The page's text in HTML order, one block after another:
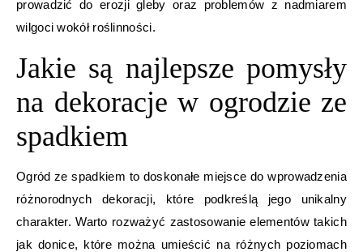
prowadzić do erozji gleby oraz problemów z nadmiarem
wilgoci wokół roślinności.
Jakie są najlepsze pomysły
na dekoracje w ogrodzie ze
spadkiem
Ogród ze spadkiem to doskonałe miejsce do wprowadzenia
różnorodnych dekoracji, które podkreślą jego unikalny
charakter. Warto rozważyć zastosowanie elementów takich
jak donice, które można umieścić na różnych poziomach